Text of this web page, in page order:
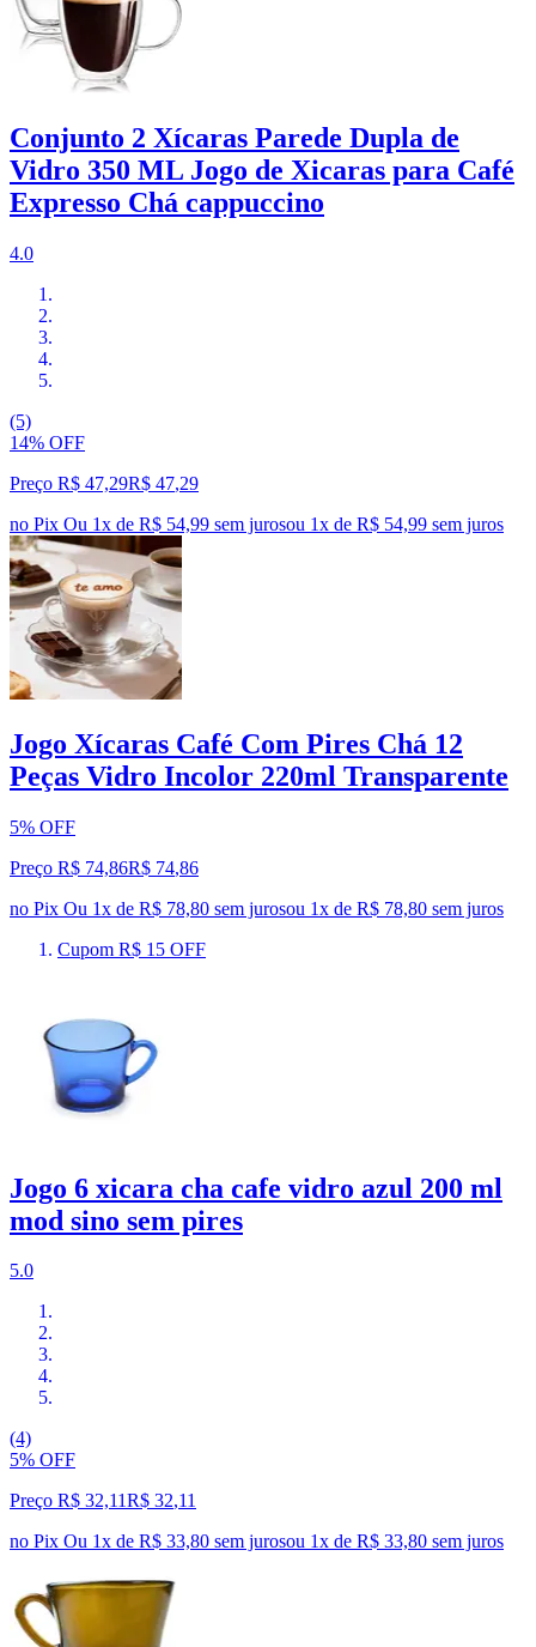
Conjunto 2 Xícaras Parede Dupla de
Vidro 350 ML Jogo de Xicaras para Café
Expresso Chá cappuccino
4.0
(5)
14% OFF
Preço R$ 47,29R$ 47,29
no Pix Ou 1x de R$ 54,99 sem jurosou 1x de R$ 54,99 sem juros
Jogo Xícaras Café Com Pires Chá 12
Peças Vidro Incolor 220ml Transparente
5% OFF
Preço R$ 74,86R$ 74,86
no Pix Ou 1x de R$ 78,80 sem jurosou 1x de R$ 78,80 sem juros
Cupom R$ 15 OFF
Jogo 6 xicara cha cafe vidro azul 200 ml
mod sino sem pires
5.0
(4)
5% OFF
Preço R$ 32,11R$ 32,11
no Pix Ou 1x de R$ 33,80 sem jurosou 1x de R$ 33,80 sem juros